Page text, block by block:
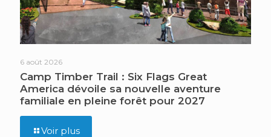
6 août 2026
Camp Timber Trail : Six Flags Great
America dévoile sa nouvelle aventure
familiale en pleine forêt pour 2027
Voir plus